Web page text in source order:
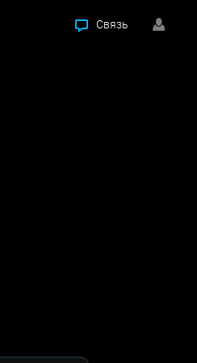
Связь